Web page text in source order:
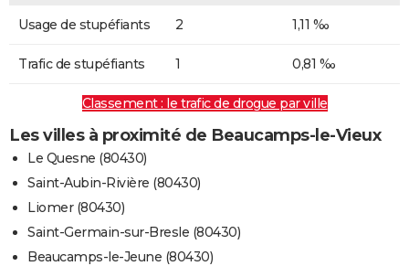
Usage de stupéfiants 2 1,11 ‰
Trafic de stupéfiants 1 0,81 ‰
Classement : le trafic de drogue par ville
Les villes à proximité de Beaucamps-le-Vieux
Le Quesne (80430)
Saint-Aubin-Rivière (80430)
Liomer (80430)
Saint-Germain-sur-Bresle (80430)
Beaucamps-le-Jeune (80430)